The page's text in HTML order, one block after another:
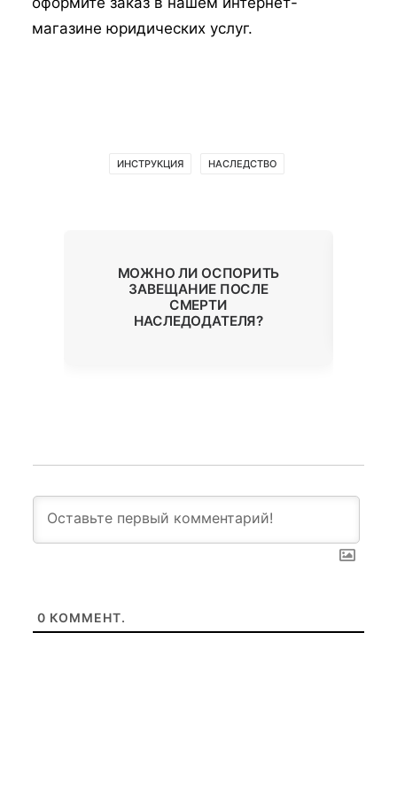
магазине юридических услуг.
ИНСТРУКЦИЯ НАСЛЕДСТВО
МОЖНО ЛИ ОСПОРИТЬ
ЗАВЕЩАНИЕ ПОСЛЕ
СМЕРТИ
НАСЛЕДОДАТЕЛЯ?
0 КОММЕНТ.